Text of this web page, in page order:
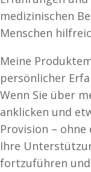
medizinischen
Menschen
Meine
persönlicher
Wenn Sie über
anklicken und
Provision –
Ihre
fortzuführen